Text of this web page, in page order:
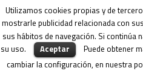
Utilizamos cookies propias y de
mostrarle publicidad relacionada con
sus hábitos de navegación. Si continúa
su uso.
Aceptar
Puede obtener
cambiar la configuración, en nuestra